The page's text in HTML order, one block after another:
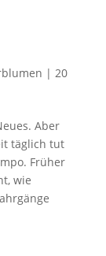
| 20
Aber
täglich tut
Früher
wie